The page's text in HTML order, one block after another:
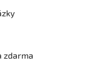
zdarma